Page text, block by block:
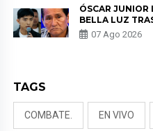
ÓSCAR JUNIOR
BELLA LUZ
PADRE POR
NALDY SALDAÑA
07 Ago 2026
TAGS
COMBATE. EN VIVO